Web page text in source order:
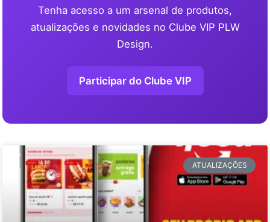
Tenha acesso a um arsenal de produtos,
atualizações e novidades no Clube VIP PLW
Design.
Participar do Clube VIP
ATUALIZAÇÕES